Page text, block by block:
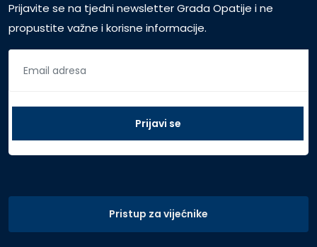
Prijavite se na tjedni newsletter Grada Opatije i ne
propustite važne i korisne informacije.
Pristup za vijećnike